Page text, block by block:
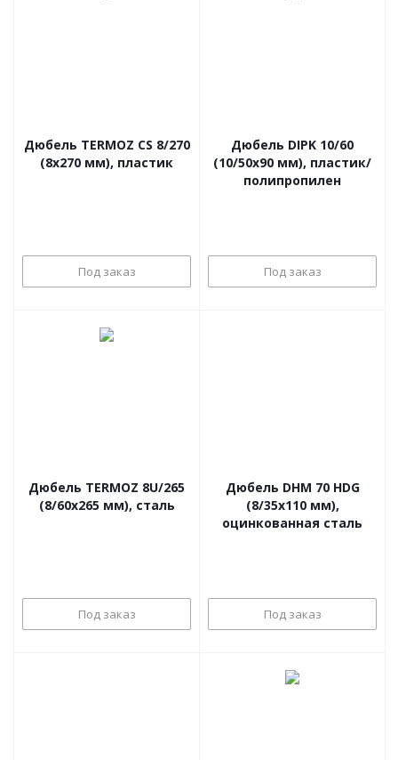
Дюбель TERMOZ CS 8/270
(8x270 мм), пластик
Под заказ
Дюбель DIPK 10/60
(10/50x90 мм), пластик/
полипропилен
Под заказ
Дюбель TERMOZ 8U/265
(8/60x265 мм), сталь
Под заказ
Дюбель DHM 70 HDG
(8/35x110 мм),
оцинкованная сталь
Под заказ